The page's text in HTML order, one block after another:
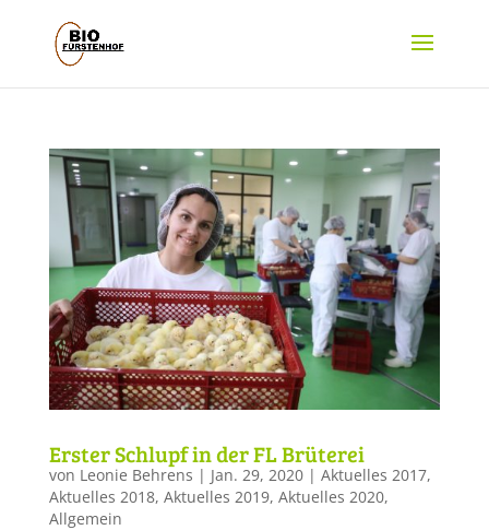
Erster Schlupf in der FL Brüterei
von Leonie Behrens | Jan. 29, 2020| Aktuelles 2017,
Aktuelles 2018, Aktuelles 2019, Aktuelles 2020,
Allgemein